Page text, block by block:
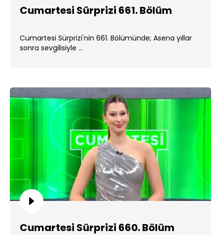
Cumartesi Sürprizi 661. Bölüm
Cumartesi Sürprizi'nin 661. Bölümünde; Asena yıllar
sonra sevgilisiyle ...
Cumartesi Sürprizi 660. Bölüm